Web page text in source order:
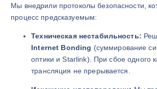
Мы внедрили протоколы безопасности,
процесс предсказуемым:
Техническая нестабильность:
Internet Bonding (суммирование
оптики и Starlink). При сбое одного
трансляция не прерывается.